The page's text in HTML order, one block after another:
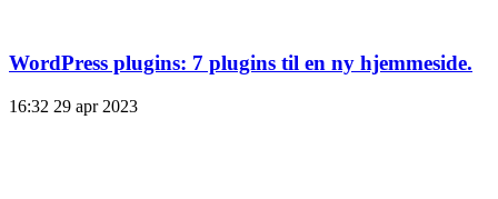
WordPress plugins: 7 plugins til en ny hjemmeside.
16:32 29 apr 2023